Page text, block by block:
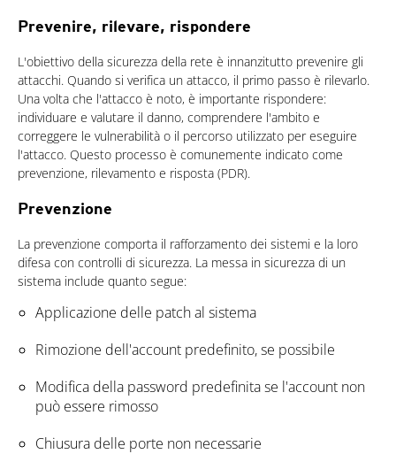
Prevenire, rilevare, rispondere
L'obiettivo della sicurezza della rete è innanzitutto prevenire gli
attacchi. Quando si verifica un attacco, il primo passo è rilevarlo.
Una volta che l'attacco è noto, è importante rispondere:
individuare e valutare il danno, comprendere l'ambito e
correggere le vulnerabilità o il percorso utilizzato per eseguire
l'attacco. Questo processo è comunemente indicato come
prevenzione, rilevamento e risposta (PDR).
Prevenzione
La prevenzione comporta il rafforzamento dei sistemi e la loro
difesa con controlli di sicurezza. La messa in sicurezza di un
sistema include quanto segue:
Applicazione delle patch al sistema
Rimozione dell'account predefinito, se possibile
Modifica della password predefinita se l'account non
può essere rimosso
Chiusura delle porte non necessarie